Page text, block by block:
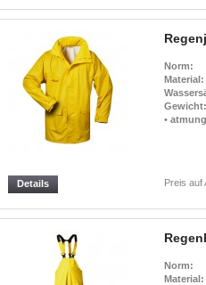
Norm:
Material:
Gewicht:
•
Preis auf
Details
Norm:
Material: